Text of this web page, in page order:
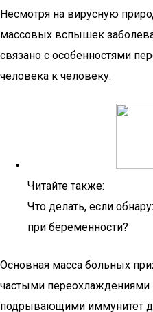
Несмотря на вирусную
массовых вспышек
связано с особенностями
человека к человеку.
Читайте также:
Что делать, если
при беременности?
Основная масса больных
частыми переохлаждениями
подрывающими иммунитет